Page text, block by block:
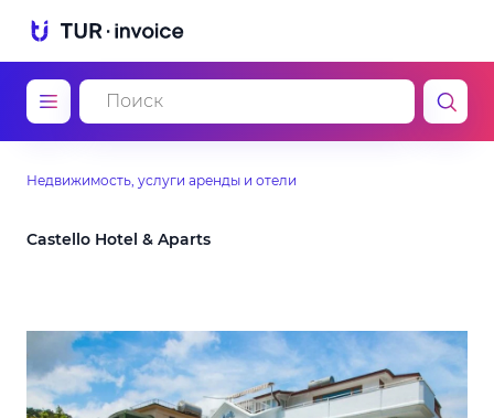
Недвижимость, услуги аренды и отели
Castello Hotel & Aparts